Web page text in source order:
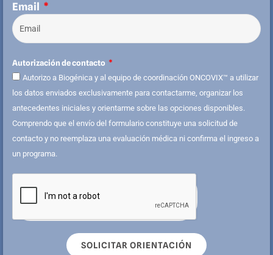
Email
Autorización de contacto
Autorizo a Biogénica y al equipo de coordinación ONCOVIX™ a utilizar
los datos enviados exclusivamente para contactarme, organizar los
antecedentes iniciales y orientarme sobre las opciones disponibles.
Comprendo que el envío del formulario constituye una solicitud de
contacto y no reemplaza una evaluación médica ni confirma el ingreso a
un programa.
SOLICITAR ORIENTACIÓN